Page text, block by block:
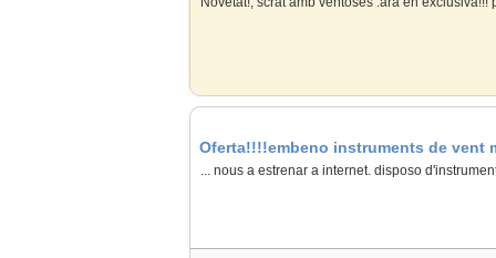
Oferta!!!!embeno instruments de vent
València, Valencia
... nous a estrenar a internet. disposo